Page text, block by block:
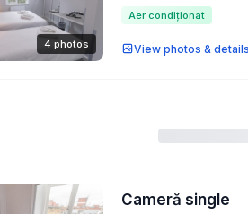
4 photos
Aer condiționat
View photos & details
Cameră single